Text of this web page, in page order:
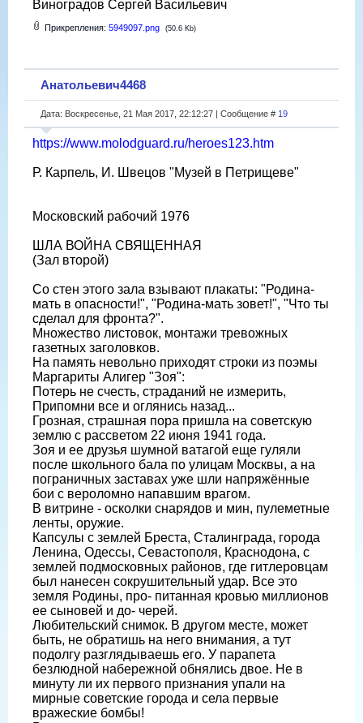
Виноградов Сергей Васильевич
Прикрепления: 5949097.png (50.6 Kb)
Анатольевич4468
Дата: Воскресенье, 21 Мая 2017, 22:12:27 | Сообщение # 19
https://www.molodguard.ru/heroes123.htm
Р. Карпель, И. Швецов "Музей в Петрищеве"
Московский рабочий 1976
ШЛА ВОЙНА СВЯЩЕННАЯ
(Зал второй)
Со стен этого зала взывают плакаты: "Родина-
мать в опасности!", "Родина-мать зовет!", "Что ты
сделал для фронта?".
Множество листовок, монтажи тревожных
газетных заголовков.
На память невольно приходят строки из поэмы
Маргариты Алигер "Зоя":
Потерь не счесть, страданий не измерить,
Припомни все и оглянись назад...
Грозная, страшная пора пришла на советскую
землю с рассветом 22 июня 1941 года.
Зоя и ее друзья шумной ватагой еще гуляли
после школьного бала по улицам Москвы, а на
пограничных заставах уже шли напряжённые
бои с вероломно напавшим врагом.
В витрине - осколки снарядов и мин, пулеметные
ленты, оружие.
Капсулы с землей Бреста, Сталинграда, города
Ленина, Одессы, Севастополя, Краснодона, с
землей подмосковных районов, где гитлеровцам
был нанесен сокрушительный удар. Все это
земля Родины, про- питанная кровью миллионов
ее сыновей и до- черей.
Любительский снимок. В другом месте, может
быть, не обратишь на него внимания, а тут
подолгу разглядываешь его. У парапета
безлюдной набережной обнялись двое. Не в
минуту ли их первого признания упали на
мирные советские города и села первые
вражеские бомбы!